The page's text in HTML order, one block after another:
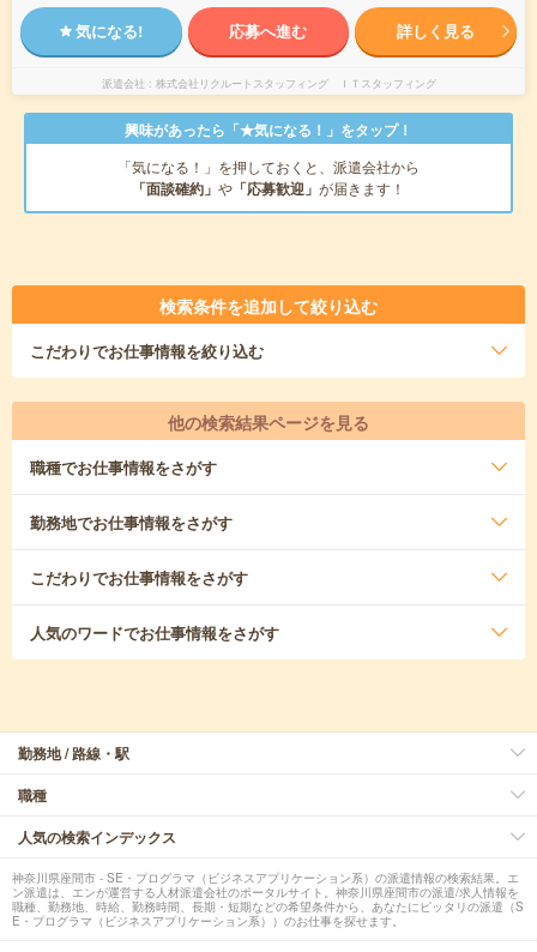
気になる! 応募へ進む 詳しく見る
派遣会社 株式会社リクルートスタッフィング ＩＴスタッフィング
興味があったら「★気になる！」をタップ！
「気になる！」を押しておくと、派遣会社から
「面談確約」 や 「応募歓迎」 が届きます！
検索条件を追加して絞り込む
こだわりでお仕事情報を絞り込む
他の検索結果ページを見る
職種でお仕事情報をさがす
勤務地でお仕事情報をさがす
こだわりでお仕事情報をさがす
人気のワードでお仕事情報をさがす
勤務地 / 路線・駅
職種
人気の検索インデックス
神奈川県座間市 - SE・プログラマ（ビジネスアプリケーション系）の派遣情報の検索結果。エ
ン派遣は、エンが運営する人材派遣会社のポータルサイト。神奈川県座間市の派遣/求人情報を
職種、勤務地、時給、勤務時間、長期・短期などの希望条件から、あなたにピッタリの派遣（S
E・プログラマ（ビジネスアプリケーション系））のお仕事を探せます。